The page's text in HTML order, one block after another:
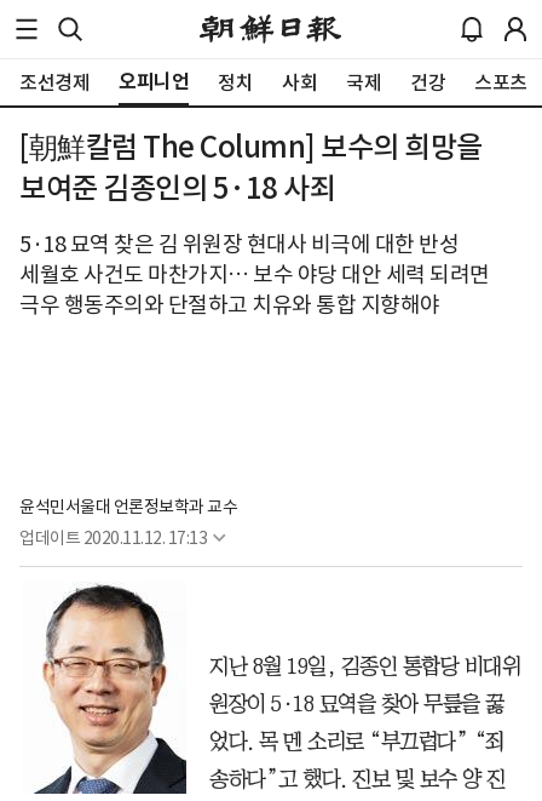
조선경제 오피니언 정치 사회 국제 건강 스포츠
[朝鮮칼럼 The Column] 보수의 희망을
보여준 김종인의 5·18 사죄
5·18 묘역 찾은 김 위원장 현대사 비극에 대한 반성
세월호 사건도 마찬가지… 보수 야당 대안 세력 되려면
극우 행동주의와 단절하고 치유와 통합 지향해야
윤석민서울대 언론정보학과 교수
업데이트 2020.11.12. 17:13
지난 8월 19일, 김종인 통합당 비대위
원장이 5·18 묘역을 찾아 무릎을 꿇
었다. 목 멘 소리로 “부끄럽다” “죄
송하다”고 했다. 진보 및 보수 양 진